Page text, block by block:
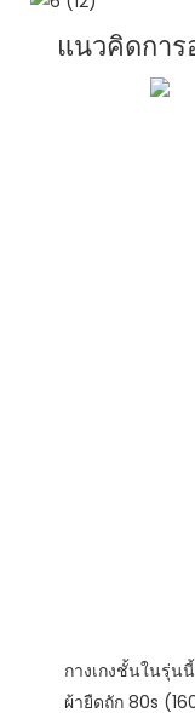
แนวคิดการ
กางเกงชั้นในรุ่น
ผ้ายืดถัก 80s